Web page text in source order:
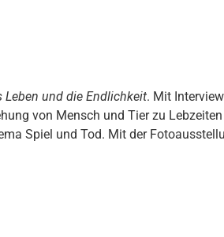
Leben und die Endlichkeit. Mit
von Mensch und Tier zu Lebzeiten
Spiel und Tod. Mit der